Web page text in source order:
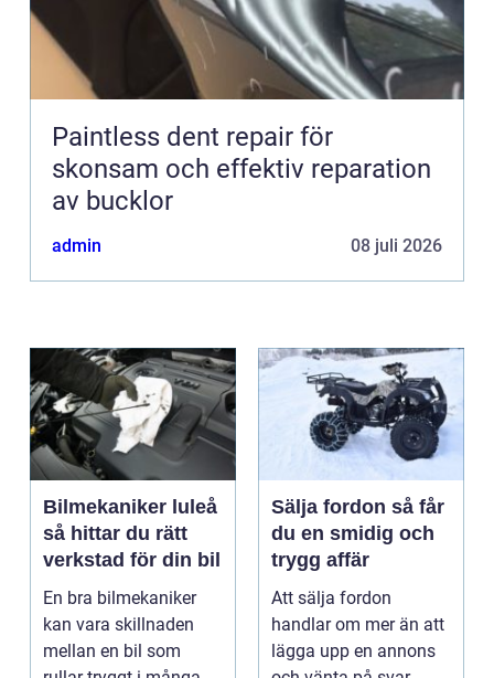
Paintless dent repair för
skonsam och effektiv reparation
av bucklor
admin 08 juli 2026
Bilmekaniker luleå
så hittar du rätt
verkstad för din bil
En bra bilmekaniker
kan vara skillnaden
mellan en bil som
Sälja fordon så får
du en smidig och
trygg affär
Att sälja fordon
handlar om mer än att
lägga upp en annons